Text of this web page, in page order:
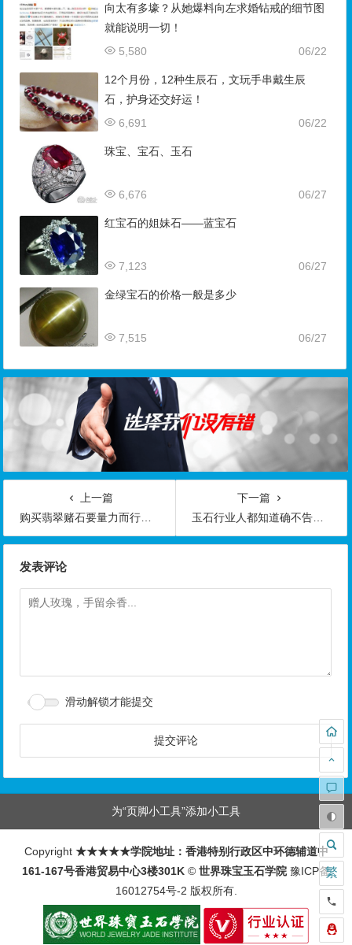
向太有多壕？从她爆料向左求婚钻戒的细节图
就能说明一切！
06/22
5,580
12个月份，12种生辰石，文玩手串戴生辰
石，护身还交好运！
06/22
6,691
珠宝、宝石、玉石
06/27
6,676
红宝石的姐妹石——蓝宝石
06/27
7,123
金绿宝石的价格一般是多少
06/27
7,515
上一篇
购买翡翠赌石要量力而行否则输赢成败在一瞬间
下一篇
玉石行业人都知道确不告诉你买玉石需知事项
发表评论
滑动解锁才能提交
为“页脚小工具”添加小工具
Copyright ★★★★★学院地址：香港特别行政区中环德辅道中
161-167号香港贸易中心3楼301K © 世界珠宝玉石学院 豫ICP备
16012754号-2 版权所有.
繁